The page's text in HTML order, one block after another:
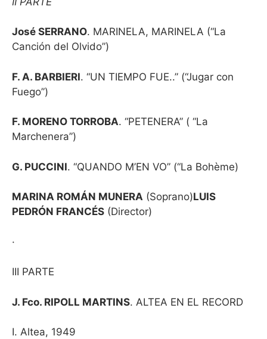
José SERRANO. MARINELA, MARINELA (“La
Canción del Olvido”)
F. A. BARBIERI. “UN TIEMPO FUE..” (“Jugar con
Fuego”)
F. MORENO TORROBA. “PETENERA” ( “La
Marchenera”)
G. PUCCINI. “QUANDO M’EN VO” (“La Bohème)
MARINA ROMÁN MUNERA (Soprano)LUIS
PEDRÓN FRANCÉS (Director)
·
III PARTE
J. Fco. RIPOLL MARTINS. ALTEA EN EL RECORD
I. Altea, 1949